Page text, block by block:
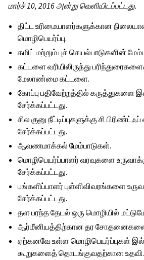
மார்ச் 10, 2016 அன்று வெளியிடப்பட்டது.
திட்ட உரிமையாளர்களுக்கான
மொழிபெயர்ப்பு.
கமிட் மற்றும் புச் செயல்பாடுகளின்
கட்டளை வரியிலிருந்து
மேலாண்மை கட்டளை.
கோப்பு பதிவேற்றத்தில்
சேர்க்கப்பட்டது.
சில குனு நீட்டிப்புகளுக்கு சி
சேர்க்கப்பட்டது.
ஆவணமாக்கல் மேம்பாடுகள்.
மொழிபெயர்ப்பாளர் வரவுகளை
சேர்க்கப்பட்டது.
பங்களிப்பாளர் புள்ளிவிவரங்களை
சேர்க்கப்பட்டது.
தள பரந்த தேடல் ஒரு மொழியில் மட்டுமே
ஆர்மீனியத்திற்கான தர சோதனைகளை
ஏற்கனவே உள்ள மொழிபெயர்ப்புகள்
கூறுகளைத் தொடங்குவதற்கான உதவி.